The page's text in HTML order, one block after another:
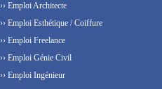
›› Emploi Architecte
›› Emploi Esthétique / Coiffure
›› Emploi Freelance
›› Emploi Génie Civil
›› Emploi Ingénieur